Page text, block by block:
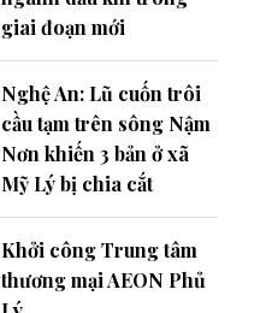
giai đoạn mới
Nghệ An: Lũ cuốn trôi
cầu tạm trên sông Nậm
Nơn khiến 3 bản ở xã
Mỹ Lý bị chia cắt
Khởi công Trung tâm
thương mại AEON Phủ